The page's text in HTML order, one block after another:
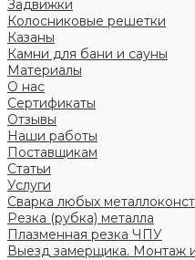
Задвижки
Колосниковые решетки
Казаны
Камни для бани и сауны
Материалы
О нас
Сертификаты
Отзывы
Наши работы
Поставщикам
Статьи
Услуги
Сварка любых
Резка (рубка) металла
Плазменная резка ЧПУ
Выезд замерщика. Монтаж